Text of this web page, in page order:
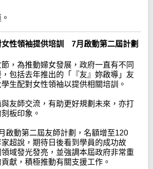
女性領袖提供培訓 7月啟動第二屆計劃
，為推動婦女發展，政府一直有不同
包括去年推出的「『友』妳啟導」友
生配對女性領袖以提供相關培訓。
友師交流，有助更好規劃未來，亦打
板印象。
啟動第二屆友師計劃，名額增至120
超說，期待日後看到學員的成功故
域發光發亮，並強調本屆政府非常重
獻，積極推動有關支援工作。